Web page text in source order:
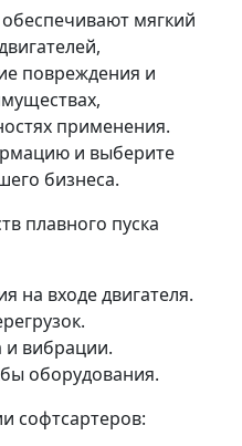
мягкий
повреждения и
применения.
и выберите
бизнеса.
плавного пуска
на входе двигателя.
вибрации.
оборудования.
софтсартеров: